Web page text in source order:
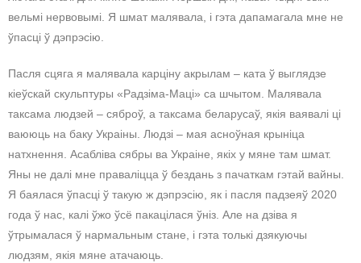
вельмі нервовымі. Я шмат малявала, і гэта дапамагала мне не
ўпасці ў дэпрэсію.
Пасля сцяга я малявала карціну акрылам – ката ў выглядзе
кіеўскай скульптуры «Радзіма-Маці» са шчытом. Малявала
таксама людзей – сяброў, а таксама беларусаў, якія ваявалі ці
ваююць на баку Украіны. Людзі – мая асноўная крыніца
натхнення. Асабліва сябры ва Украіне, якіх у мяне там шмат.
Яны не далі мне праваліцца ў бездань з пачаткам гэтай вайны.
Я баялася ўпасці ў такую ж дэпрэсію, як і пасля падзеяў 2020
года ў нас, калі ўжо ўсё пакацілася ўніз. Але на дзіва я
ўтрымалася ў нармальным стане, і гэта толькі дзякуючы
людзям, якія мяне атачаюць.